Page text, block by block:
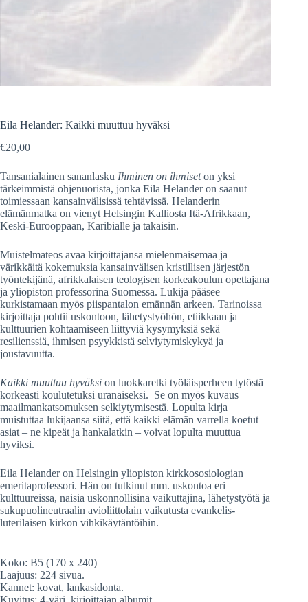
Eila Helander: Kaikki muuttuu hyväksi
€20,00
Tansanialainen sananlasku Ihminen on ihmiseton yksi
tärkeimmistä ohjenuorista, jonka Eila Helander on saanut
toimiessaan kansainvälisissä tehtävissä. Helanderin
elämänmatka on vienyt Helsingin Kalliosta Itä-Afrikkaan,
Keski-Eurooppaan, Karibialle ja takaisin.
Muistelmateos avaa kirjoittajansa mielenmaisemaa ja
värikkäitä kokemuksia kansainvälisen kristillisen järjestön
työntekijänä, afrikkalaisen teologisen korkeakoulun opettajana
ja yliopiston professorina Suomessa. Lukija pääsee
kurkistamaan myös piispantalon emännän arkeen. Tarinoissa
kirjoittaja pohtii uskontoon, lähetystyöhön, etiikkaan ja
kulttuurien kohtaamiseen liittyviä kysymyksiä sekä
resilienssiä, ihmisen psyykkistä selviytymiskykyä ja
joustavuutta.
Kaikki muuttuu hyväksi on luokkaretki työläisperheen tytöstä
korkeasti koulutetuksi uranaiseksi. Se on myös kuvaus
maailmankatsomuksen selkiytymisestä. Lopulta kirja
muistuttaa lukijaansa siitä, että kaikki elämän varrella koetut
asiat – ne kipeät ja hankalatkin – voivat lopulta muuttua
hyviksi.
Eila Helander on Helsingin yliopiston kirkkososiologian
emeritaprofessori. Hän on tutkinut mm. uskontoa eri
kulttuureissa, naisia uskonnollisina vaikuttajina, lähetystyötä ja
sukupuolineutraalin avioliittolain vaikutusta evankelis-
luterilaisen kirkon vihkikäytäntöihin.
Koko: B5 (170 x 240)
Laajuus: 224 sivua.
Kannet: kovat, lankasidonta.
Kuvitus: 4-väri, kirjoittajan albumit